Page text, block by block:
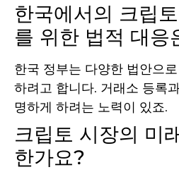
한국에서의 크립
를 위한 법적 대응
한국 정부는 다양한 법안으
하려고 합니다. 거래소 등록
명하게 하려는 노력이 있죠.
크립토 시장의 미
한가요?